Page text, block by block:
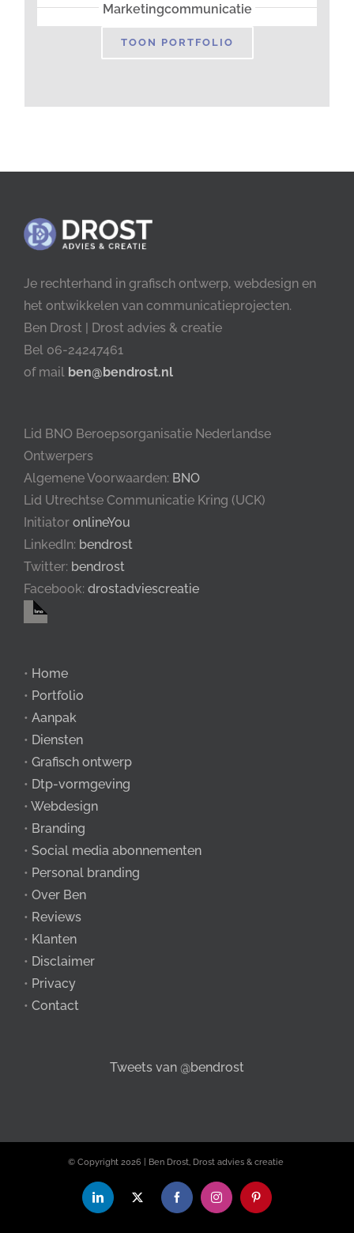
Marketingcommunicatie
TOON PORTFOLIO
Je rechterhand in grafisch ontwerp, webdesign en
het ontwikkelen van communicatieprojecten.
Ben Drost | Drost advies & creatie
Bel 06-24247461
of mail ben@bendrost.nl
Lid BNO Beroepsorganisatie Nederlandse
Ontwerpers
Algemene Voorwaarden: BNO
Lid Utrechtse Communicatie Kring (UCK)
Initiator onlineYou
LinkedIn: bendrost
Twitter: bendrost
Facebook: drostadviescreatie
• Home
• Portfolio
• Aanpak
• Diensten
• Grafisch ontwerp
• Dtp-vormgeving
• Webdesign
• Branding
• Social media abonnementen
• Personal branding
• Over Ben
• Reviews
• Klanten
• Disclaimer
• Privacy
• Contact
Tweets van @bendrost
© Copyright 2026 | Ben Drost, Drost advies & creatie
LinkedInX FacebookInstagramPinterest